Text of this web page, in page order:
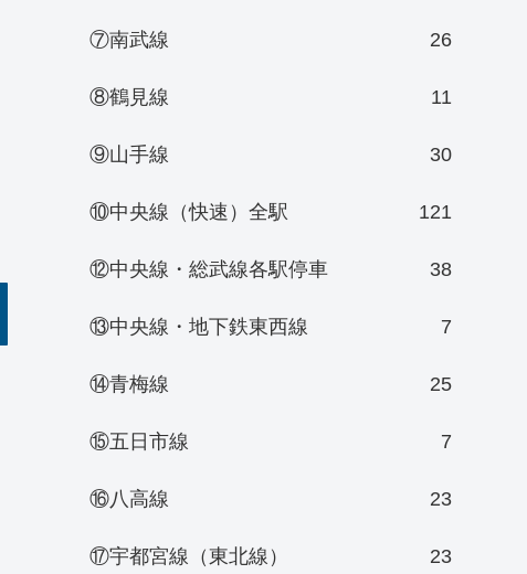
⑦南武線 26
⑧鶴見線 11
⑨山手線 30
⑩中央線（快速）全駅 121
⑫中央線・総武線各駅停車 38
⑬中央線・地下鉄東西線 7
⑭青梅線 25
⑮五日市線 7
⑯八高線 23
⑰宇都宮線（東北線） 23